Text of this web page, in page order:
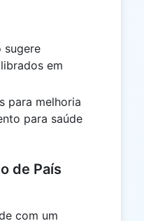
sugere
em
para melhoria
para saúde
de País
com um